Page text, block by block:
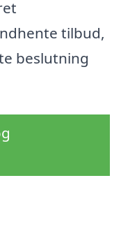
tilbud,
beslutning